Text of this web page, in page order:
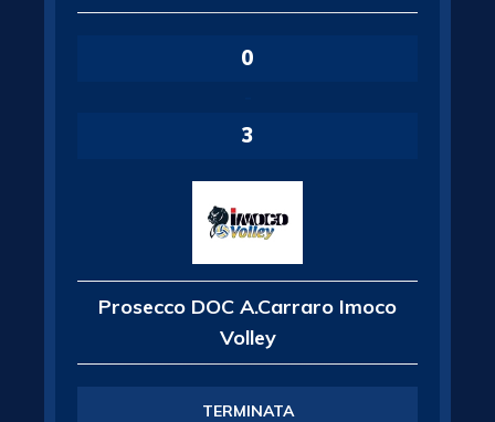
0
3
Prosecco DOC A.Carraro Imoco
Volley
TERMINATA